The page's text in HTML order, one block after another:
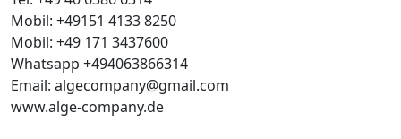
Mobil: +49151 4133 8250
Mobil: +49 171 3437600
Whatsapp +494063866314
Email: algecompany@gmail.com
www.alge-company.de